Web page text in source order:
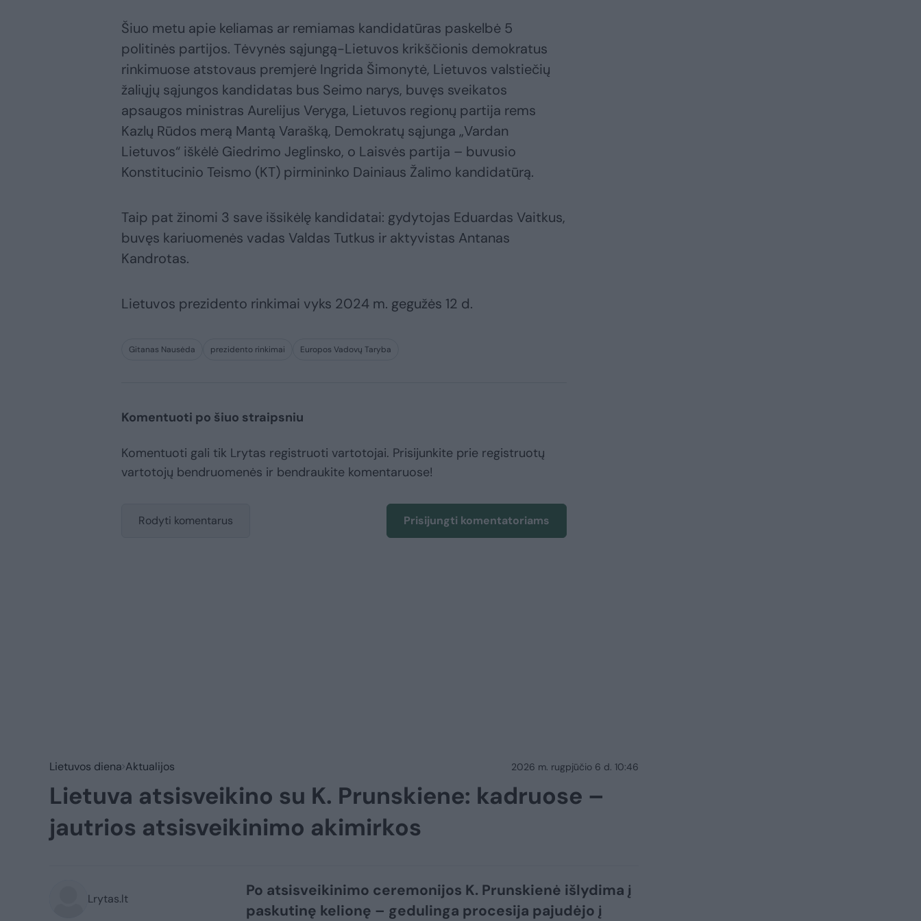
Šiuo metu apie keliamas ar remiamas kandidatūras paskelbė 5
politinės partijos. Tėvynės sąjungą-Lietuvos krikščionis demokratus
rinkimuose atstovaus premjerė Ingrida Šimonytė, Lietuvos valstiečių
žaliųjų sąjungos kandidatas bus Seimo narys, buvęs sveikatos
apsaugos ministras Aurelijus Veryga, Lietuvos regionų partija rems
Kazlų Rūdos merą Mantą Varašką, Demokratų sąjunga „Vardan
Lietuvos“ iškėlė Giedrimo Jeglinsko, o Laisvės partija – buvusio
Konstitucinio Teismo (KT) pirmininko Dainiaus Žalimo kandidatūrą.
Taip pat žinomi 3 save išsikėlę kandidatai: gydytojas Eduardas Vaitkus,
buvęs kariuomenės vadas Valdas Tutkus ir aktyvistas Antanas
Kandrotas.
Lietuvos prezidento rinkimai vyks 2024 m. gegužės 12 d.
Gitanas Nausėda prezidento rinkimai Europos Vadovų Taryba
Komentuoti po šiuo straipsniu
Komentuoti gali tik Lrytas registruoti vartotojai. Prisijunkite prie registruotų
vartotojų bendruomenės ir bendraukite komentaruose!
Rodyti komentarus Prisijungti komentatoriams
Lietuvos diena Aktualijos 2026 m. rugpjūčio 6 d. 10:46
Lietuva atsisveikino su K. Prunskiene: kadruose –
jautrios atsisveikinimo akimirkos
Lrytas.lt
Po atsisveikinimo ceremonijos K. Prunskienė išlydima į
paskutinę kelionę – gedulinga procesija pajudėjo į